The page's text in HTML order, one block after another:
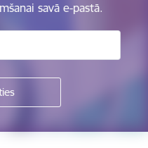
savā e-pastā.